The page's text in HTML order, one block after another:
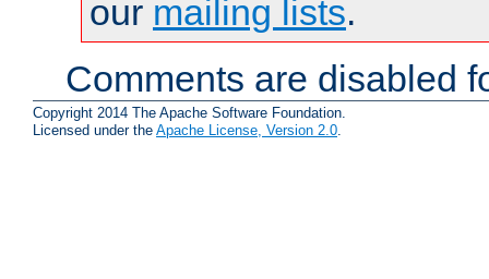
our mailing lists.
Comments are disabled
Copyright 2014 The Apache Software Foundation.
Licensed under the Apache License, Version 2.0.